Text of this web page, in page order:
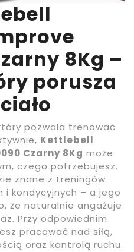
8Kg –
porusza
pozwala trenować
Kettlebell
Czarny 8Kg może
czego potrzebujesz.
znane z treningów
i kondycyjnych – a jego
że naturalnie angażuje
Przy odpowiednim
pracować nad siłą,
oraz kontrolą ruchu.